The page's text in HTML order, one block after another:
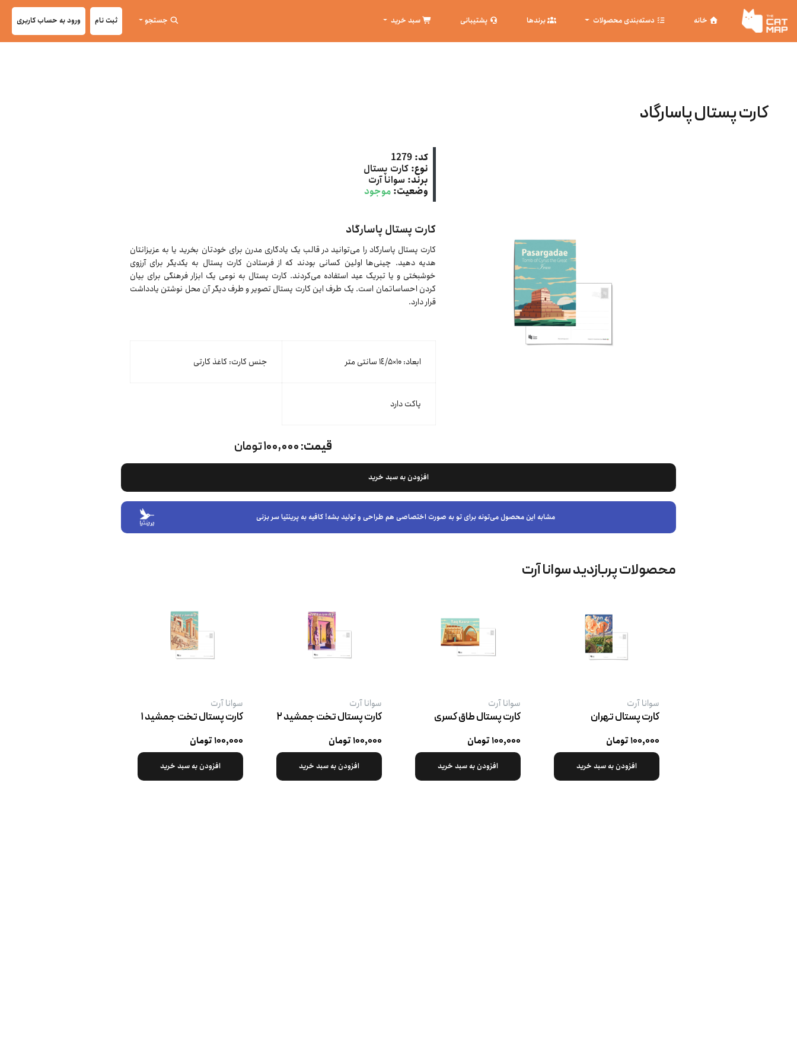
خانه دسته‌بندی محصولات برندها پشتیبانی سبد خرید جستجو ثبت نام ورود به حساب کاربری
کارت پستال پاسارگاد
کد: 1279
نوع: کارت پستال
برند: سوانا آرت
وضعیت: موجود
کارت پستال پاسارگاد
کارت پستال پاسارگاد را می‌توانید در قالب یک یادگاری مدرن برای خودتان بخرید یا به عزیزانتان
هدیه دهید. چینی‌ها اولین کسانی بودند که از فرستادن کارت پستال به یکدیگر برای آرزوی
خوشبختی و یا تبریک عید استفاده می‌کردند. کارت پستال به نوعی یک ابزار فرهنگی برای بیان
کردن احساساتمان است. یک طرف این کارت پستال تصویر و طرف دیگر آن محل نوشتن یادداشت
قرار دارد.
ابعاد: ۱۰×١٤/۵ سانتی متر جنس کارت: کاغذ کارتی
پاکت دارد
قیمت:۱۰۰,۰۰۰ تومان
افزودن به سبد خرید
مشابه این محصول می‌تونه برای تو به صورت اختصاصی هم طراحی و تولید بشه! کافیه به پرینتیا سر بزنی
محصولات پربازدید سوانا آرت
سوانا آرت
کارت پستال تهران
۱۰۰,۰۰۰ تومان
افزودن به سبد خرید
سوانا آرت
کارت پستال طاق کسری
۱۰۰,۰۰۰ تومان
افزودن به سبد خرید
سوانا آرت
کارت پستال تخت جمشید ۲
۱۰۰,۰۰۰ تومان
افزودن به سبد خرید
سوانا آرت
کارت پستال تخت جمشید ۱
۱۰۰,۰۰۰ تومان
افزودن به سبد خرید